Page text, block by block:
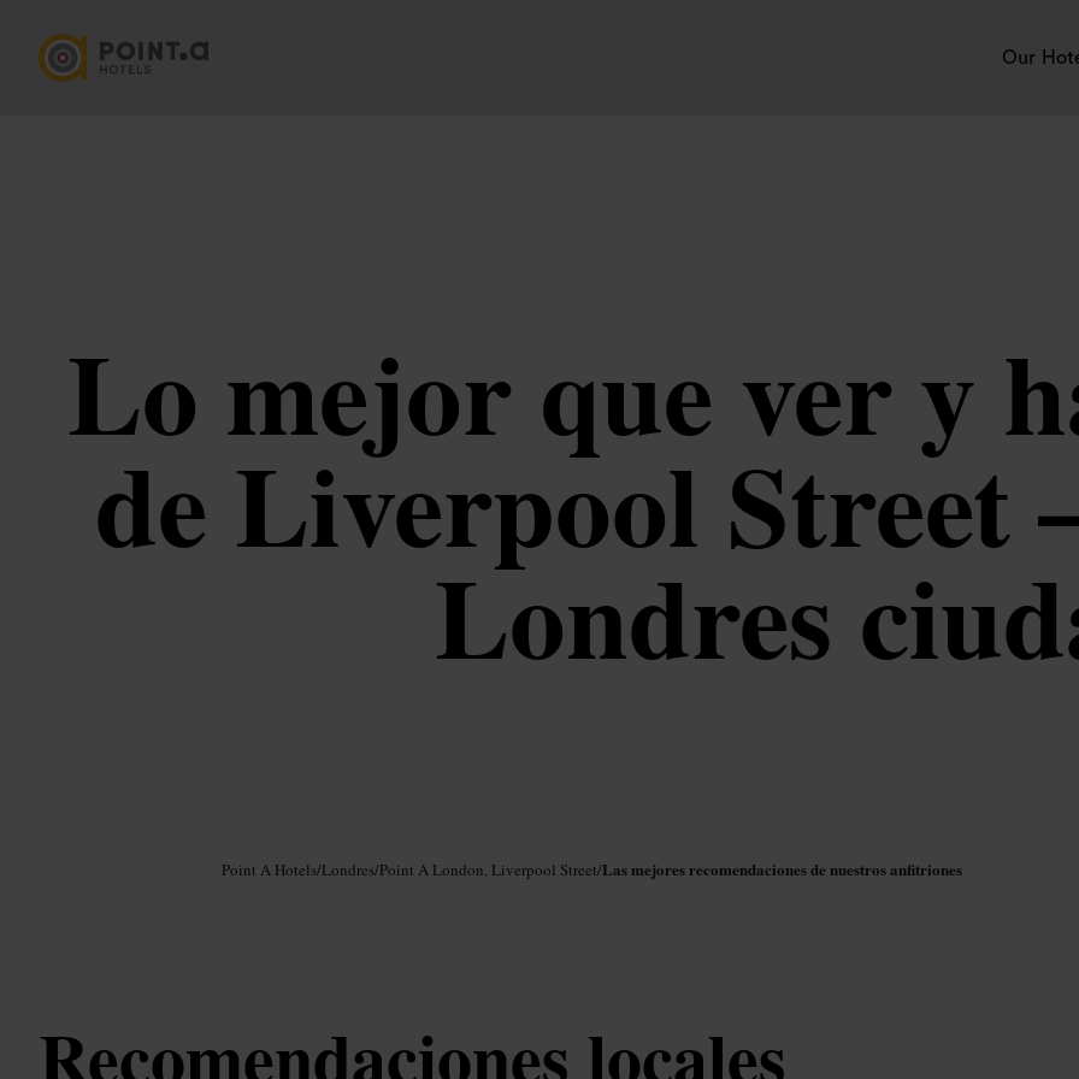
Our
Lo mejor que ver y
de Liverpool Street
Londres
Point A Hotels/Londres/Point A London, Liverpool Street/Las mejores recomendaciones de nuestros anfitriones
Recomendaciones locales